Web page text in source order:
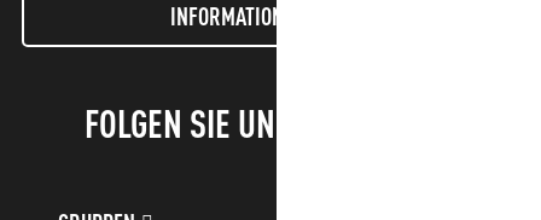
INFORMATIONEN LETTER
FOLGEN SIE UNS!